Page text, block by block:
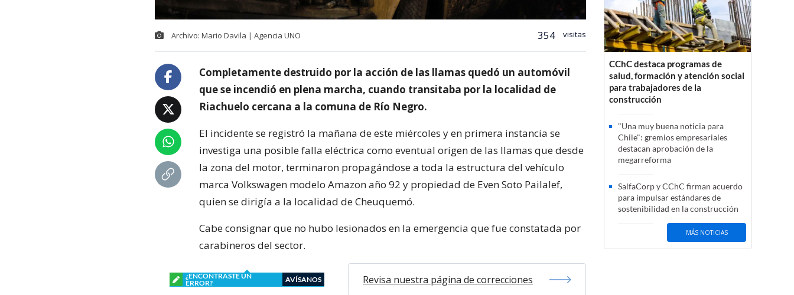
Archivo: Mario Davila | Agencia UNO 354 visitas
Completamente destruido por la acción de las llamas quedó un automóvil
que se incendió en plena marcha, cuando transitaba por la localidad de
Riachuelo cercana a la comuna de Río Negro.
El incidente se registró la mañana de este miércoles y en primera instancia se
investiga una posible falla eléctrica como eventual origen de las llamas que desde
la zona del motor, terminaron propagándose a toda la estructura del vehículo
marca Volkswagen modelo Amazon año 92 y propiedad de Even Soto Pailalef,
quien se dirigía a la localidad de Cheuquemó.
Cabe consignar que no hubo lesionados en la emergencia que fue constatada por
carabineros del sector.
¿ENCONTRASTE UN
ERROR?
AVÍSANOS Revisa nuestra página de correcciones
CChC destaca programas de
salud, formación y atención social
para trabajadores de la
construcción
"Una muy buena noticia para
Chile": gremios empresariales
destacan aprobación de la
megarreforma
SalfaCorp y CChC firman acuerdo
para impulsar estándares de
sostenibilidad en la construcción
MÁS NOTICIAS